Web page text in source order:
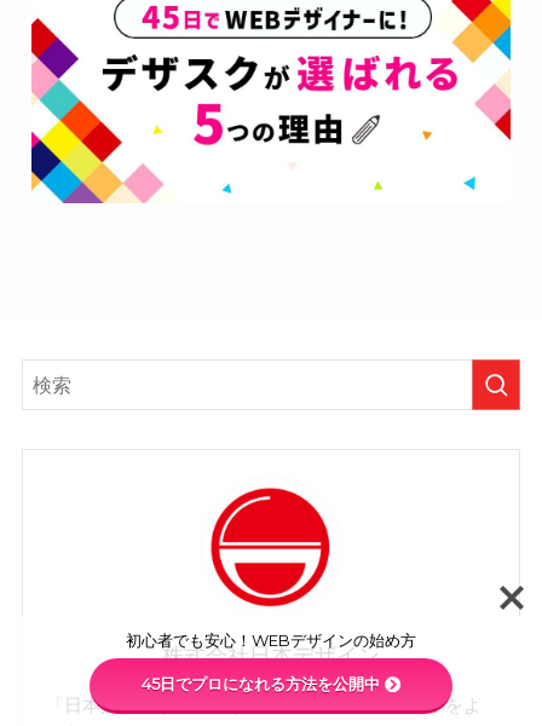
株式会社日本デザイン
「日本人の生き方・働き方をより幸せにし、日本をよ
初心者でも安心！WEBデザインの始め方
45日でプロになれる方法を公開中